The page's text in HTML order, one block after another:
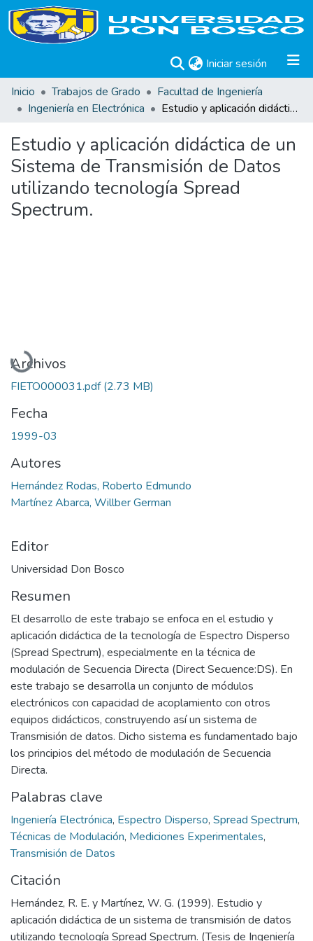
Iniciar sesión (current)
Inicio
Trabajos de Grado
Facultad de Ingeniería
Ingeniería en Electrónica
Estudio y aplicación didáctica de un Sistema de Transmisión de Datos utilizando tecnología Spread Spectrum.
Estudio y aplicación didáctica de un
Sistema de Transmisión de Datos
utilizando tecnología Spread
Spectrum.
Cargando...
Archivos
FIETO000031.pdf(2.73 MB)
Fecha
1999-03
Autores
Hernández Rodas, Roberto Edmundo
Martínez Abarca, Willber German
Editor
Universidad Don Bosco
Resumen
El desarrollo de este trabajo se enfoca en el estudio y
aplicación didáctica de la tecnología de Espectro Disperso
(Spread Spectrum), especialmente en la técnica de
modulación de Secuencia Directa (Direct Secuence:DS). En
este trabajo se desarrolla un conjunto de módulos
electrónicos con capacidad de acoplamiento con otros
equipos didácticos, construyendo así un sistema de
Transmisión de datos. Dicho sistema es fundamentado bajo
los principios del método de modulación de Secuencia
Directa.
Palabras clave
Ingeniería Electrónica, Espectro Disperso, Spread Spectrum,
Técnicas de Modulación, Mediciones Experimentales,
Transmisión de Datos
Citación
Hernández, R. E. y Martínez, W. G. (1999). Estudio y
aplicación didáctica de un sistema de transmisión de datos
utilizando tecnología Spread Spectrum. (Tesis de Ingeniería